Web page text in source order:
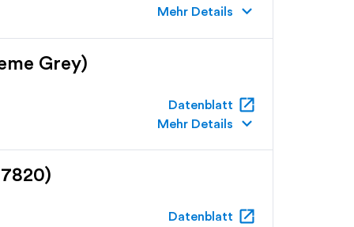
Mehr Details keyboard_arrow_down
Grey)
Datenblatt open_in_new
Mehr Details keyboard_arrow_down
Datenblatt open_in_new